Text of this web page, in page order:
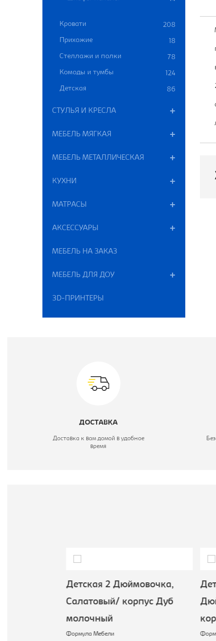
Кровати 208
Прихожие 18
Стеллажи и полки 78
Комоды и тумбы 124
Детская 86
СТУЛЬЯ И КРЕСЛА
МЕБЕЛЬ МЯГКАЯ
МЕБЕЛЬ МЕТАЛЛИЧЕСКАЯ
КУХНИ
МАТРАСЫ
АКСЕССУАРЫ
МЕБЕЛЬ НА ЗАКАЗ
МЕБЕЛЬ ДЛЯ ДОУ
3D-ПРИНТЕРЫ
ДОСТАВКА
Доставка к вам домой в удобное
время
Детская 2 Дюймовочка,
Салатовый/ корпус Дуб
молочный
Формула Мебели